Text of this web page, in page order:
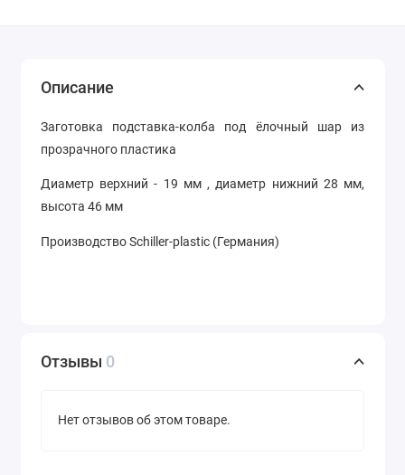
Описание
Заготовка подставка-колба под ёлочный шар из
прозрачного пластика
Диаметр верхний - 19 мм , диаметр нижний 28 мм,
высота 46 мм
Производство Schiller-plastic (Германия)
Отзывы 0
Нет отзывов об этом товаре.